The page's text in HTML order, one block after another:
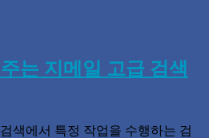
는 지메일 고급 검색
색에서 특정 작업을 수행하는 검